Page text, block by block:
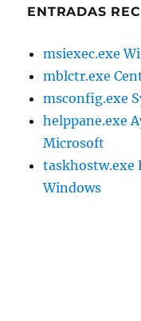
ENTRADAS
msiexec.exe
mblctr.exe
msconfig.exe
helppane.exe
Microsoft
taskhostw.exe
Windows